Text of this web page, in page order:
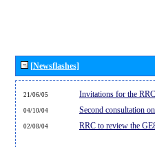
[Newsflashes]
21/06/05 Invitations for the
04/10/04 Second consultation
02/08/04 RRC to review the